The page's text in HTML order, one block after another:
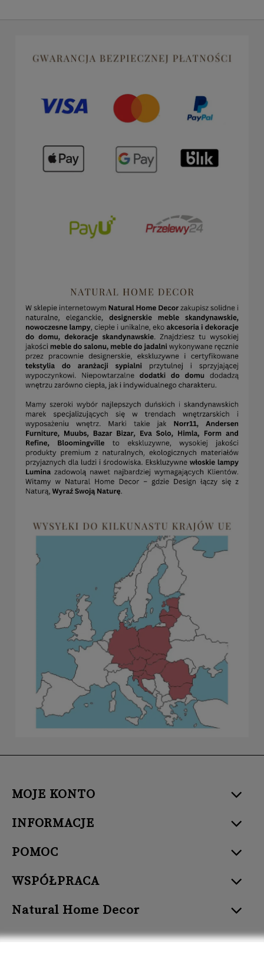
MOJE KONTO
INFORMACJE
POMOC
WSPÓŁPRACA
Natural Home Decor